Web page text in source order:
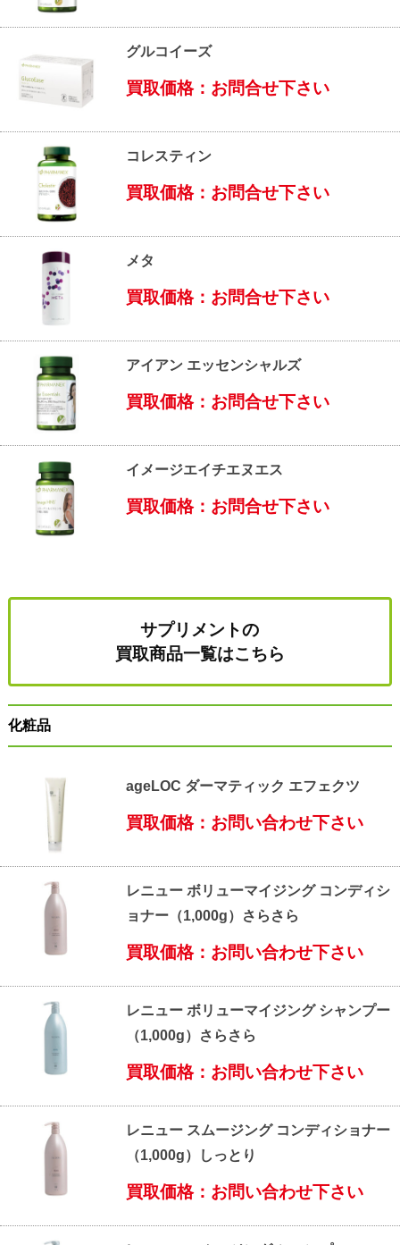
グルコイーズ
買取価格：お問合せ下さい
コレスティン
買取価格：お問合せ下さい
メタ
買取価格：お問合せ下さい
アイアン エッセンシャルズ
買取価格：お問合せ下さい
イメージエイチエヌエス
買取価格：お問合せ下さい
サプリメントの
買取商品一覧はこちら
化粧品
ageLOC ダーマティック エフェクツ
買取価格：お問い合わせ下さい
レニュー ボリューマイジング コンディシ
ョナー（1,000g）さらさら
買取価格：お問い合わせ下さい
レニュー ボリューマイジング シャンプー
（1,000g）さらさら
買取価格：お問い合わせ下さい
レニュー スムージング コンディショナー
（1,000g）しっとり
買取価格：お問い合わせ下さい